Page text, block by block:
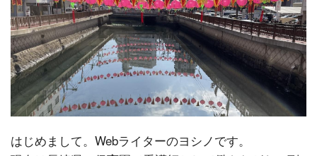
はじめまして。Webライターのヨシノです。